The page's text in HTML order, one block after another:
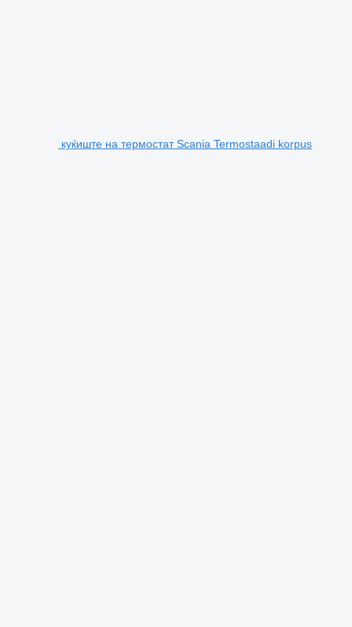
куќиште на термостат Scania Termostaadi korpus